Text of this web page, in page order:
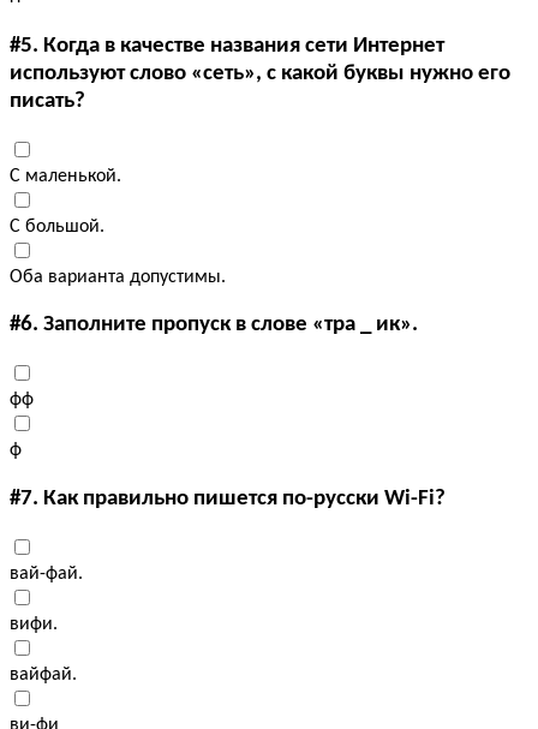
#5. Когда в качестве названия сети Интернет
используют слово «сеть», с какой буквы нужно его
писать?
С маленькой.
С большой.
Оба варианта допустимы.
#6. Заполните пропуск в слове «тра _ ик».
фф
ф
#7. Как правильно пишется по-русски Wi-Fi?
вай-фай.
вифи.
вайфай.
ви-фи